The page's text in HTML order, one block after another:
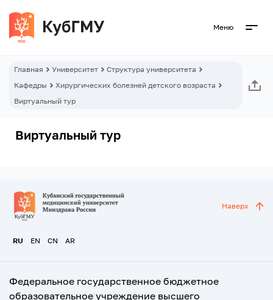
Меню
Главная Университет
Структура университета
Кафедры
Хирургических болезней детского возраста
Виртуальный тур
Виртуальный тур
RU EN CN AR
Наверх
Федеральное государственное бюджетное
образовательное учреждение высшего